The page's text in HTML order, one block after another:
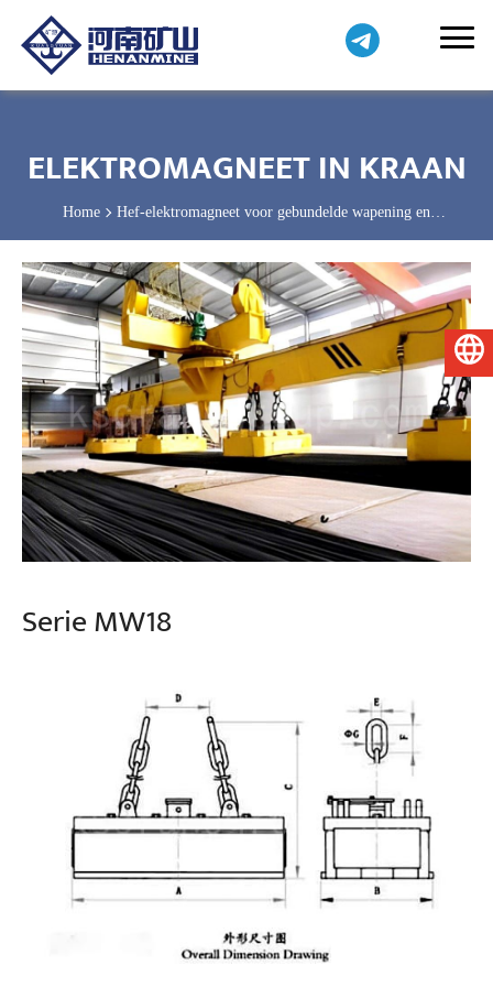
ELEKTROMAGNEET IN KRAAN
Home
Hef-elektromagneet voor gebundelde wapening en
Serie MW18
Nederlands